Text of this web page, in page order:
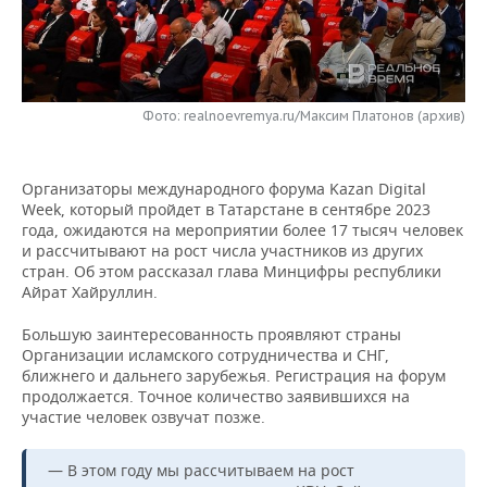
НЕФТЕХИМИЯ
НЕФТЬ
ОПК
РОЗНИЧНАЯ ТОРГОВЛЯ
ТРАНСПОРТ
НОВОСТИ ТЕХНОЛОГИЙ
IT
ТЕЛЕКОММУНИКАЦИИ
МЕРОПРИЯТИЯ
НОВОСТИ МЕРОПРИЯТИЙ
БИЗНЕС-БРАНЧИ
ONLINE-КОНФЕРЕНЦИИ
ОТКРЫТАЯ ЛЕКЦИЯ
СПОРТ
ФУТБОЛ
ХОККЕЙ
БАСКЕТБОЛ
ВОЛЕЙБОЛ
КИБЕРСПОРТ
НОВОСТИ ОБЩЕСТВА
ВЛАСТЬ
ИНФРАСТРУКТУРА
ИСТОРИЯ
КУЛЬТУРА
ФОТОГАЛЕРЕЯ
СЮЖЕТЫ
СПРАВОЧНИК
СПИСОК ПЕРСОН
СПИСОК КОМПАНИЙ
ПОЛНАЯ ВЕРСИЯ
Фото: realnoevremya.ru/Максим Платонов (архив)
Организаторы международного форума Kazan Digital
Week, который пройдет в Татарстане в сентябре 2023
года, ожидаются на мероприятии более 17 тысяч человек
и рассчитывают на рост числа участников из других
стран. Об этом рассказал глава Минцифры республики
Айрат Хайруллин.
Большую заинтересованность проявляют страны
Организации исламского сотрудничества и СНГ,
ближнего и дальнего зарубежья. Регистрация на форум
продолжается. Точное количество заявившихся на
участие человек озвучат позже.
— В этом году мы рассчитываем на рост